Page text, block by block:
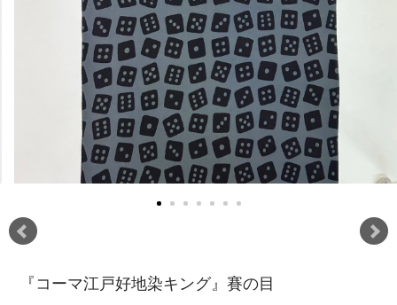
『コーマ江戸好地染キング』賽の目